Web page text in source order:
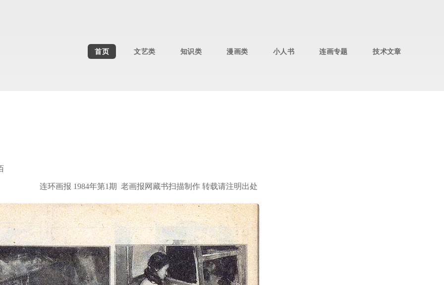
首页 文艺类 知识类 漫画类 小人书 连画专题 技术文章
连环画报 1984年第1期 老画报网藏书扫描制作 转载请注明出处